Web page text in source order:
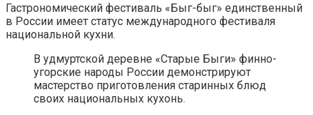
Гастрономический фестиваль «Быг-быг» единственный
в России имеет статус международного фестиваля
национальной кухни.
В удмуртской деревне «Старые Быги» финно-
угорские народы России демонстрируют
мастерство приготовления старинных блюд
своих национальных кухонь.